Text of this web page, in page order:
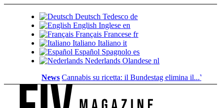
Deutsch Tedesco de
English Inglese en
Français Francese fr
Italiano Italiano it
Español Spagnolo es
Nederlands Olandese nl
News Cannabis su ricetta: il Bundestag elimina il... Valore